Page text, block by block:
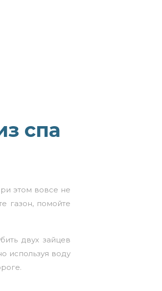
спа
этом вовсе не
газон, помойте
двух зайцев
используя воду